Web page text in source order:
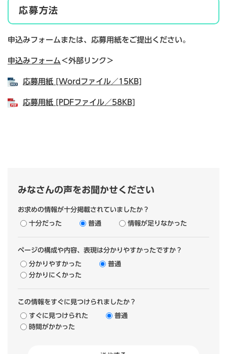
応募方法
申込みフォームまたは、応募用紙をご提出ください。
申込みフォーム ＜外部リンク＞
応募用紙 [Wordファイル／15KB]
応募用紙 [PDFファイル／58KB]
みなさんの声をお聞かせください
お求めの情報が十分掲載されていましたか？
十分だった 普通 情報が足りなかった
ページの構成や内容、表現は分かりやすかったですか？
分かりやすかった
普通
分かりにくかった
この情報をすぐに見つけられましたか？
すぐに見つけられた
普通
時間がかかった